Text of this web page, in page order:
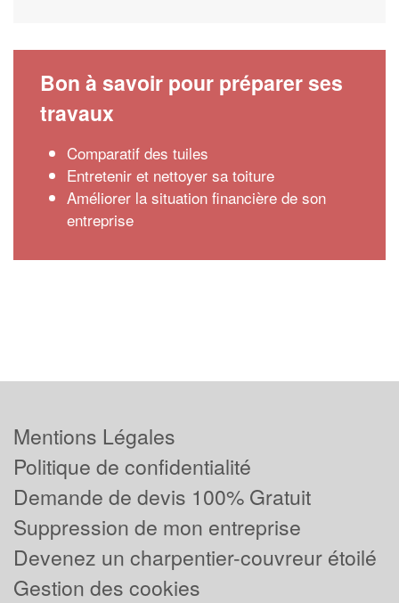
Bon à savoir pour préparer ses
travaux
Comparatif des tuiles
Entretenir et nettoyer sa toiture
Améliorer la situation financière de son
entreprise
Mentions Légales
Politique de confidentialité
Demande de devis 100% Gratuit
Suppression de mon entreprise
Devenez un charpentier-couvreur étoilé
Gestion des cookies